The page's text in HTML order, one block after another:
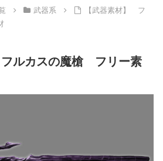
武器系
【武器素材】 フ
ルカスの魔槍 フリー素